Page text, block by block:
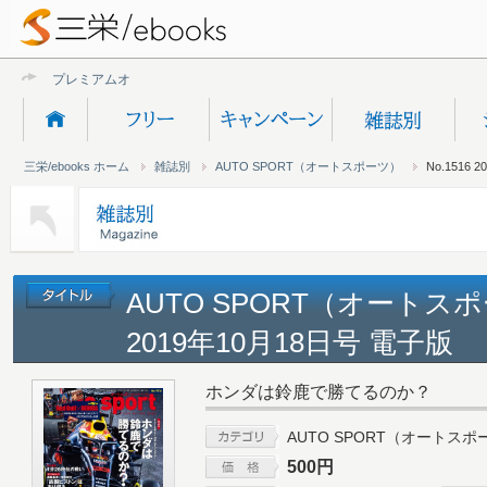
プレミアムオンライ
三栄/ebooks ホーム 雑誌別 AUTO SPORT（オートスポーツ） No.1516
AUTO SPORT（オートス
2019年10月18日号 電子版
ホンダは鈴鹿で勝てるのか？
AUTO SPORT（オートスポ
500円